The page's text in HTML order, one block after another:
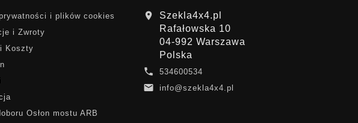
i plików cookies
i Zwroty
Koszty
Osłon mostu ARB

Szekla4x4.pl
Rafałowska 10
04-992 Warszawa
Polska
 534600534
 info@szekla4x4.pl